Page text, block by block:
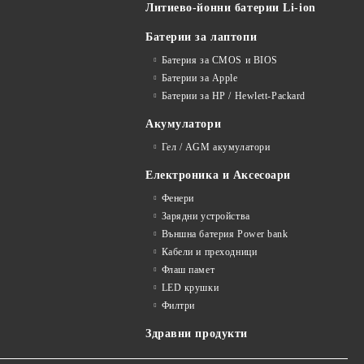
Литиево-йонни батерии Li-ion
Батерии за лаптопи
Батерия за CMOS и BIOS
Батерии за Apple
Батерии за HP / Hewlett-Packard
Акумулатори
Гел / AGM акумулатори
Електроника и Аксесоари
Фенери
Зарядни устройства
Външна батерия Power bank
Кабели и преходници
Флаш памет
LED крушки
Филтри
Здравни продукти